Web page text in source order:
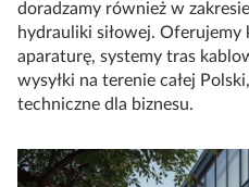
doradzamy również w
hydrauliki siłowej. Oferujemy
aparaturę, systemy tras
wysyłki na terenie całej
techniczne dla biznesu.